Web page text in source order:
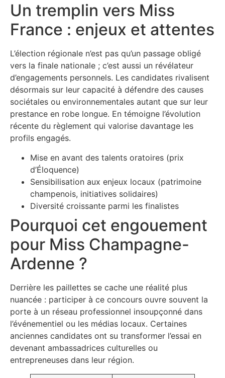
Un tremplin vers Miss
France : enjeux et attentes
L’élection régionale n’est pas qu’un passage obligé
vers la finale nationale ; c’est aussi un révélateur
d’engagements personnels. Les candidates rivalisent
désormais sur leur capacité à défendre des causes
sociétales ou environnementales autant que sur leur
prestance en robe longue. En témoigne l’évolution
récente du règlement qui valorise davantage les
profils engagés.
Mise en avant des talents oratoires (prix
d’Éloquence)
Sensibilisation aux enjeux locaux (patrimoine
champenois, initiatives solidaires)
Diversité croissante parmi les finalistes
Pourquoi cet engouement
pour Miss Champagne-
Ardenne ?
Derrière les paillettes se cache une réalité plus
nuancée : participer à ce concours ouvre souvent la
porte à un réseau professionnel insoupçonné dans
l’événementiel ou les médias locaux. Certaines
anciennes candidates ont su transformer l’essai en
devenant ambassadrices culturelles ou
entrepreneuses dans leur région.